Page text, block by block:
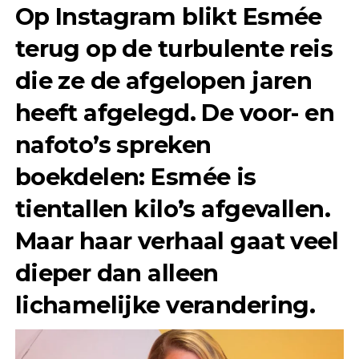
Op Instagram blikt Esmée
terug op de turbulente reis
die ze de afgelopen jaren
heeft afgelegd. De voor- en
nafoto’s spreken
boekdelen: Esmée is
tientallen kilo’s afgevallen.
Maar haar verhaal gaat veel
dieper dan alleen
lichamelijke verandering.